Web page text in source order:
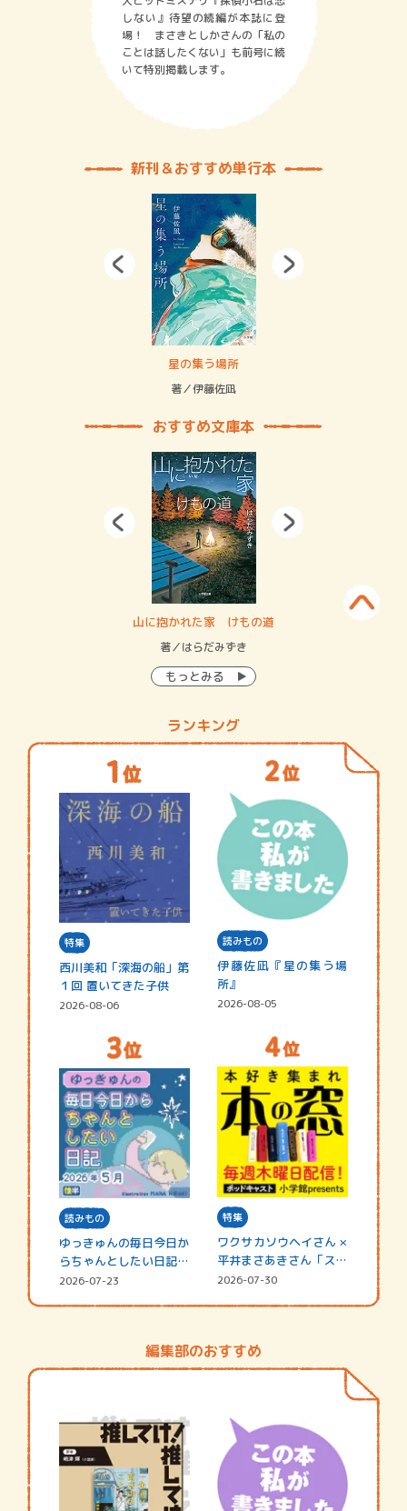
しない』待望の続編が本誌に登
場！ まさきとしかさんの「私の
ことは話したくない」も前号に続
いて特別掲載します。
新刊＆おすすめ単行本
星の集う場所
著／伊藤佐凪
おすすめ文庫本
山に抱かれた家 けもの道
著／はらだみずき
もっとみる
ランキング
特集
西川美和「深海の船」第
１回 置いてきた子供
2026-08-06
読みもの
伊藤佐凪『星の集う場
所』
2026-08-05
読みもの
ゆっきゅんの毎日今日か
らちゃんとしたい日記
☆202…
2026-07-23
特集
ワクサカソウヘイさん ×
平井まさあきさん「スペ
シャ…
2026-07-30
編集部のおすすめ